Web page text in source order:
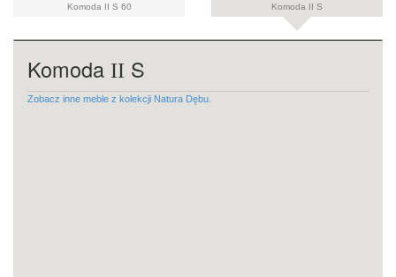
Komoda II S 60 Komoda II S
Komoda II S
Zobacz inne meble z kolekcji Natura Dębu.